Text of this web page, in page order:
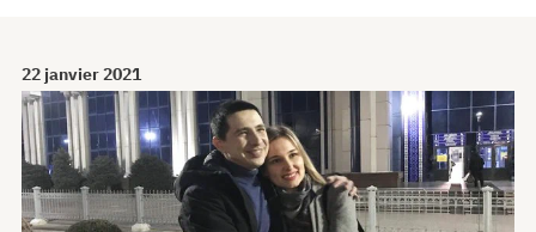
22 janvier 2021